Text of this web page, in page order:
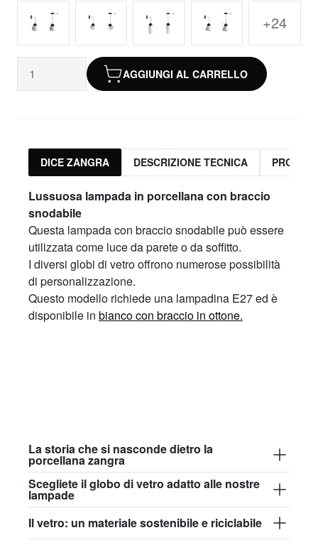
+24
AGGIUNGI AL CARRELLO
DICE ZANGRA DESCRIZIONE TECNICA
Lussuosa lampada in porcellana con braccio
snodabile
Questa lampada con braccio snodabile può essere
utilizzata come luce da parete o da soffitto.
I diversi globi di vetro offrono numerose possibilità
di personalizzazione.
Questo modello richiede una lampadina E27 ed è
disponibile in bianco con braccio in ottone.
La storia che si nasconde dietro la
porcellana zangra
Scegliete il globo di vetro adatto alle nostre
lampade
Il vetro: un materiale sostenibile e riciclabile